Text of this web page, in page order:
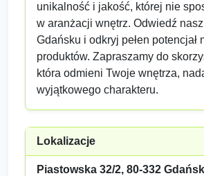
unikalność i jakość, której nie
w aranżacji wnętrz. Odwiedź
Gdańsku i odkryj pełen potencjał
produktów. Zapraszamy do
która odmieni Twoje wnętrza,
wyjątkowego charakteru.
Lokalizacje
Piastowska 32/2, 80-332